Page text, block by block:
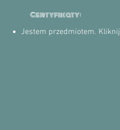
Certyfikaty:
Jestem przedmiotem.